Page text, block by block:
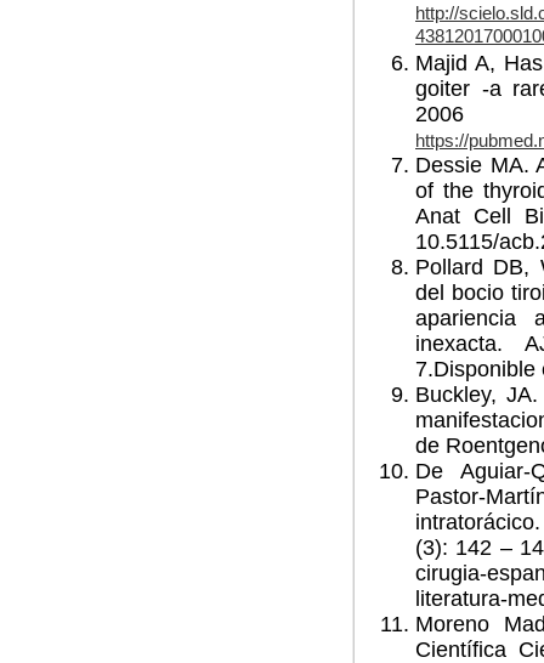
http://
Majid A,
goiter -a
2006
https://
Dessie MA.
of the
Anat Cell
10.5115/
Pollard DB,
del bocio
apariencia
inexacta.
7.Disponible
Buckley,
de
De Aguiar-
Pastor-
(3): 142 –
cirugia-
literatura-
Moreno
Científica